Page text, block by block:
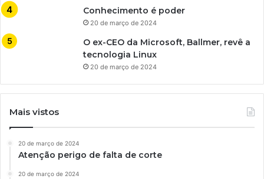
Conhecimento é poder
20 de março de 2024
O ex-CEO da Microsoft, Ballmer, revê a
tecnologia Linux
20 de março de 2024
Mais vistos
20 de março de 2024
Atenção perigo de falta de corte
20 de março de 2024